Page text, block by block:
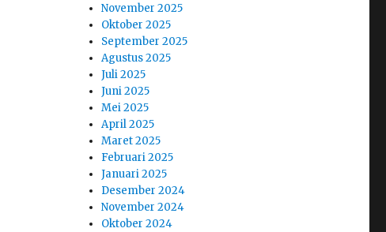
November 2025
Oktober 2025
September 2025
Agustus 2025
Juli 2025
Juni 2025
Mei 2025
April 2025
Maret 2025
Februari 2025
Januari 2025
Desember 2024
November 2024
Oktober 2024